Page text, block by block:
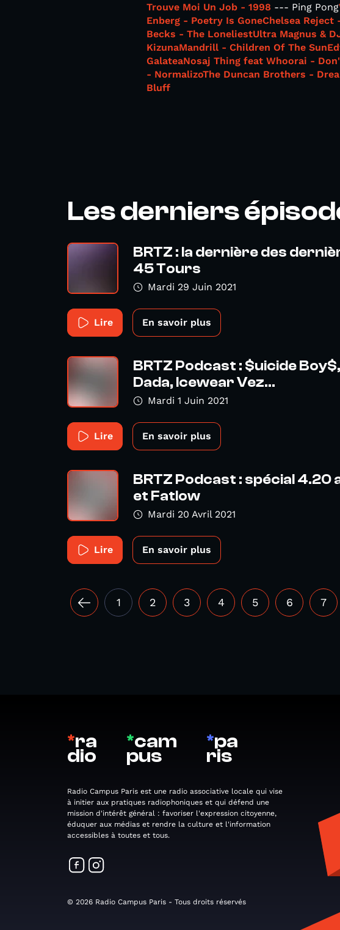
Trouve Moi Un Job - 1998 --- Ping Pong
Enberg - Poetry Is GoneChelsea Reject
Becks - The LoneliestUltra Magnus &
KizunaMandrill - Children Of The Sun
GalateaNosaj Thing feat Whoorai -
- NormalizoThe Duncan Brothers -
Bluff
Les derniers
BRTZ : la dernière des
45 Tours
Mardi 29 Juin 2021
Lire En savoir plus
BRTZ Podcast : $uicide
Dada, Icewear Vez...
Mardi 1 Juin 2021
Lire En savoir plus
BRTZ Podcast : spécial 4.20
et Fatlow
Mardi 20 Avril 2021
Lire En savoir plus
1 2 3 4 5 6 7
*ra
dio
*cam
pus
*pa
ris
Radio Campus Paris est une radio associative locale qui vise
à initier aux pratiques radiophoniques et qui défend une
mission d'intérêt général : favoriser l'expression citoyenne,
éduquer aux médias et rendre la culture et l'information
accessibles à toutes et tous.
© 2026 Radio Campus Paris - Tous droits réservés